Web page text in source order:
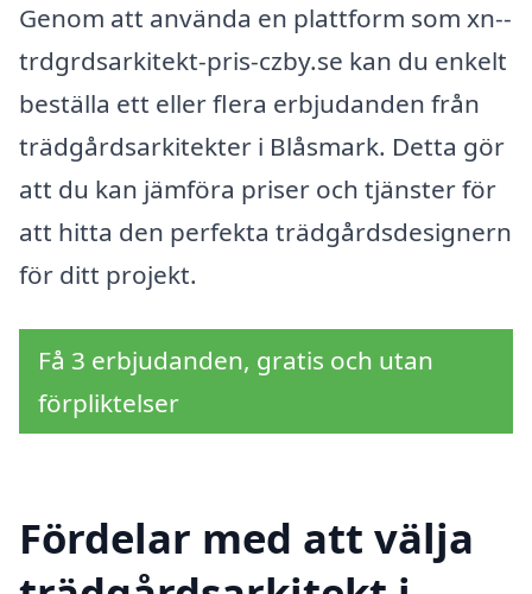
Genom att använda en plattform som xn--
trdgrdsarkitekt-pris-czby.se kan du enkelt
beställa ett eller flera erbjudanden från
trädgårdsarkitekter i Blåsmark. Detta gör
att du kan jämföra priser och tjänster för
att hitta den perfekta trädgårdsdesignern
för ditt projekt.
Få 3 erbjudanden, gratis och utan
förpliktelser
Fördelar med att välja